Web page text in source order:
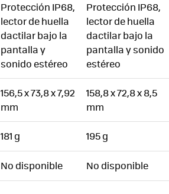
Protección IP68,
lector de huella
dactilar bajo la
pantalla y
sonido estéreo
Protección IP68,
lector de huella
dactilar bajo la
pantalla y sonido
estéreo
156,5 x 73,8 x 7,92
mm
158,8 x 72,8 x 8,5
mm
181 g 195 g
No disponible No disponible